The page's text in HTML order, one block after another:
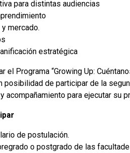
para distintas audiencias
mercado.
estratégica
el Programa “Growing Up:
posibilidad de participar de la
acompañamiento para ejecutar su
de postulación.
o postgrado de las